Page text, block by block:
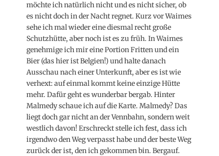
möchte ich natürlich nicht und es nicht sicher, ob
es nicht doch in der Nacht regnet. Kurz vor Waimes
sehe ich mal wieder eine diesmal recht große
Schutzhütte, aber noch ist es zu früh. In Waimes
genehmige ich mir eine Portion Fritten und ein
Bier (das hier ist Belgien!) und halte danach
Ausschau nach einer Unterkunft, aber es ist wie
verhext: auf einmal kommt keine einzige Hütte
mehr. Dafür geht es wunderbar bergab. Hinter
Malmedy schaue ich auf die Karte. Malmedy? Das
liegt doch gar nicht an der Vennbahn, sondern weit
westlich davon! Erschreckt stelle ich fest, dass ich
irgendwo den Weg verpasst habe und der beste Weg
zurück der ist, den ich gekommen bin. Bergauf.